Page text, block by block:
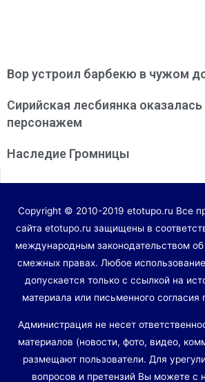
Вор устроил барбекю в чужом
Сирийская лесбиянка
персонажем
Наследие Громницы
Copyright © 2010-2019 etotupo.ru Все
сайта etotupo.ru защищены в
международным законодательством
смежных правах. Любое
допускается только с ссылкой на
материала или письменного согласия
Администрация не несет
материалов (новости, фото, видео,
размещают пользователи. Для
вопросов и претензий Вы можете с